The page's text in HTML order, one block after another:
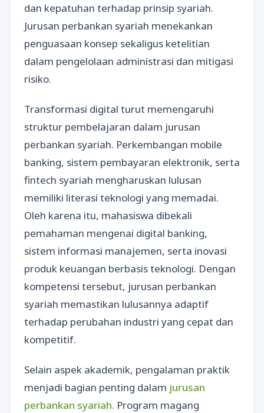
dan kepatuhan terhadap prinsip syariah.
Jurusan perbankan syariah menekankan
penguasaan konsep sekaligus ketelitian
dalam pengelolaan administrasi dan mitigasi
risiko.
Transformasi digital turut memengaruhi
struktur pembelajaran dalam jurusan
perbankan syariah. Perkembangan mobile
banking, sistem pembayaran elektronik, serta
fintech syariah mengharuskan lulusan
memiliki literasi teknologi yang memadai.
Oleh karena itu, mahasiswa dibekali
pemahaman mengenai digital banking,
sistem informasi manajemen, serta inovasi
produk keuangan berbasis teknologi. Dengan
kompetensi tersebut, jurusan perbankan
syariah memastikan lulusannya adaptif
terhadap perubahan industri yang cepat dan
kompetitif.
Selain aspek akademik, pengalaman praktik
menjadi bagian penting dalam jurusan
perbankan syariah. Program magang